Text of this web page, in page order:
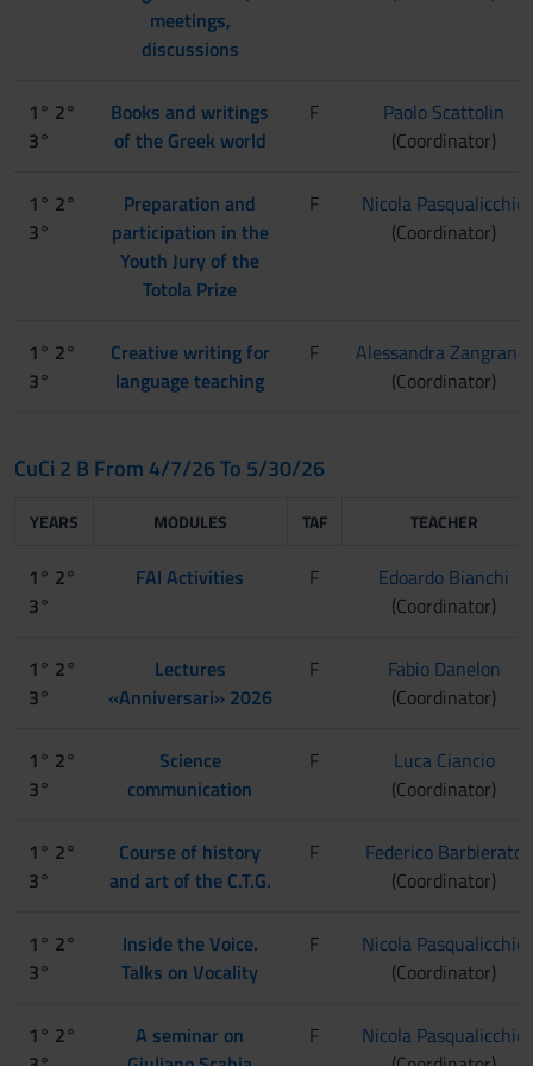
meetings,
discussions
1° 2°
3°
Books and writings
of the Greek world
F
Paolo Scattolin
(Coordinator)
1° 2°
3°
Preparation and
participation in the
Youth Jury of the
Totola Prize
F
Nicola Pasqualicchio
(Coordinator)
1° 2°
3°
Creative writing for
language teaching
F
Alessandra Zangrandi
(Coordinator)
CuCi 2 B From 4/7/26 To 5/30/26
YEARS MODULES TAF TEACHER
1° 2°
3°
FAI Activities F
Edoardo Bianchi
(Coordinator)
1° 2°
3°
Lectures
«Anniversari» 2026
F
Fabio Danelon
(Coordinator)
1° 2°
3°
Science
communication
F
Luca Ciancio
(Coordinator)
1° 2°
3°
Course of history
and art of the C.T.G.
F
Federico Barbierato
(Coordinator)
1° 2°
3°
Inside the Voice.
Talks on Vocality
F
Nicola Pasqualicchio
(Coordinator)
1° 2°
A seminar on
F
Nicola Pasqualicchio